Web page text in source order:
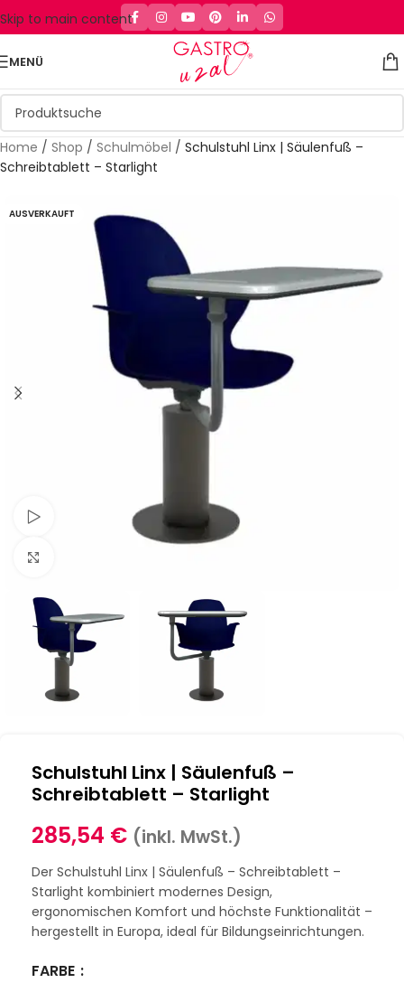
Skip to main content
MENÜ
Home / Shop / Schulmöbel / Schulstuhl Linx | Säulenfuß –
Schreibtablett – Starlight
AUSVERKAUFT
Schulstuhl Linx | Säulenfuß –
Schreibtablett – Starlight
285,54 € (inkl. MwSt.)
Der Schulstuhl Linx | Säulenfuß – Schreibtablett –
Starlight kombiniert modernes Design,
ergonomischen Komfort und höchste Funktionalität –
hergestellt in Europa, ideal für Bildungseinrichtungen.
FARBE